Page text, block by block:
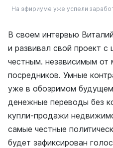
На эфириуме уже успели
В своем интервью
и развивал свой проект
честным. независимым от
посредников. Умные
уже в обозримом
денежные переводы без
купли-продажи
самые честные
будет зафиксирован